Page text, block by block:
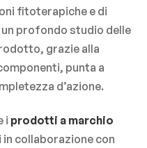
fitoterapiche e di
profondo studio delle
grazie alla
punta a
d’azione.
i prodotti a marchio
in collaborazione con